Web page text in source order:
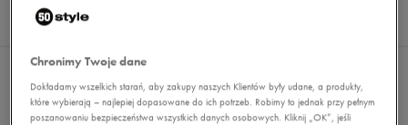
Nie wybrano filtrów
Chronimy Twoje dane
Dokładamy wszelkich starań, aby zakupy naszych Klientów były udane, a produkty,
które wybierają – najlepiej dopasowane do ich potrzeb. Robimy to jednak przy pełnym
poszanowaniu bezpieczeństwa wszystkich danych osobowych. Kliknij „OK”, jeśli